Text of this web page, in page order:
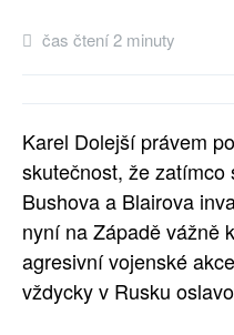
PŘÍSPĚVKY NA PROVOZ
RUBRIKY
PLNÁ VERZE STRÁNEK
čas čtení 2 minuty
Karel Dolejší právem
skutečnost, že zatímco
Bushova a Blairova
nyní na Západě vážně
agresivní vojenské
vždycky v Rusku